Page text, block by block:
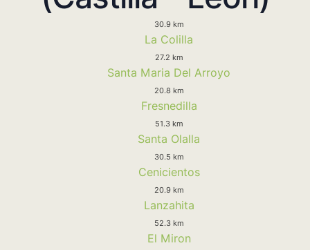
30.9 km
La Colilla
27.2 km
Santa Maria Del Arroyo
20.8 km
Fresnedilla
51.3 km
Santa Olalla
30.5 km
Cenicientos
20.9 km
Lanzahita
52.3 km
El Miron